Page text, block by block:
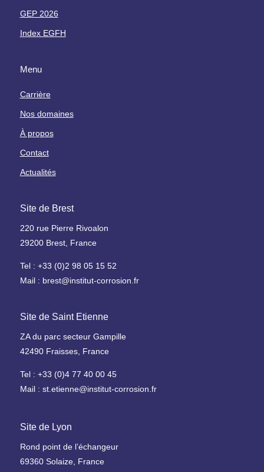
GEP 2026
Index EGFH
Menu
Carrière
Nos domaines
À propos
Contact
Actualités
Site de Brest
220 rue Pierre Rivoalon
29200 Brest, France
Tel : +33 (0)2 98 05 15 52
Mail : brest@institut-corrosion.fr
Site de Saint Etienne
ZA du parc secteur Gampille
42490 Fraisses, France
Tel : +33 (0)4 77 40 00 45
Mail : st.etienne@institut-corrosion.fr
Site de Lyon
Rond point de l’échangeur
69360 Solaize, France